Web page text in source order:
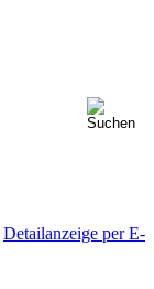
Detailanzeige per E-